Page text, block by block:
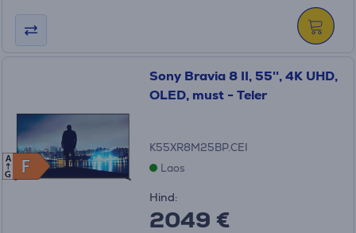
F
F
A
G
Sony Bravia 8 II, 55'', 4K UHD,
OLED, must - Teler
K55XR8M25BP.CEI
Laos
Hind:
2049 €